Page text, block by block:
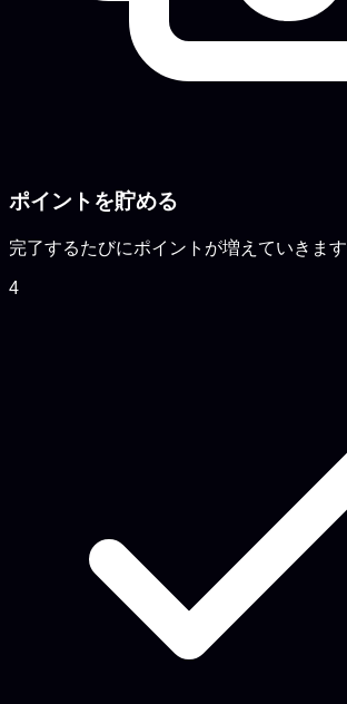
ポイントを貯める
完了するたびにポイントが増えていきます
4